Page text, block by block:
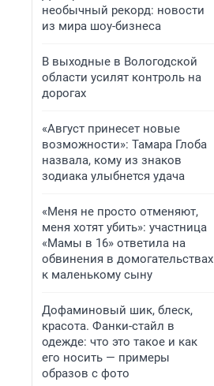
необычный рекорд: новости
из мира шоу-бизнеса
В выходные в Вологодской
области усилят контроль на
дорогах
«Август принесет новые
возможности»: Тамара Глоба
назвала, кому из знаков
зодиака улыбнется удача
«Меня не просто отменяют,
меня хотят убить»: участница
«Мамы в 16» ответила на
обвинения в домогательствах
к маленькому сыну
Дофаминовый шик, блеск,
красота. Фанки-стайл в
одежде: что это такое и как
его носить — примеры
образов с фото